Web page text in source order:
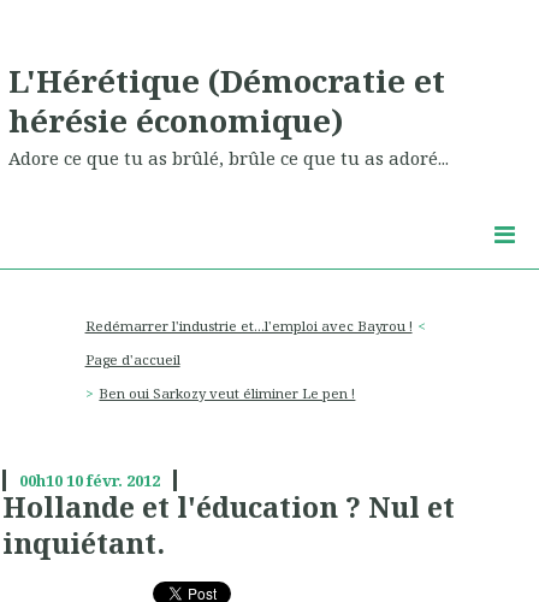
L'Hérétique (Démocratie et
hérésie économique)
Adore ce que tu as brûlé, brûle ce que tu as adoré...
Redémarrer l'industrie et...l'emploi avec Bayrou !
Page d'accueil
Ben oui Sarkozy veut éliminer Le pen !
00h1010févr. 2012
Hollande et l'éducation ? Nul et
inquiétant.